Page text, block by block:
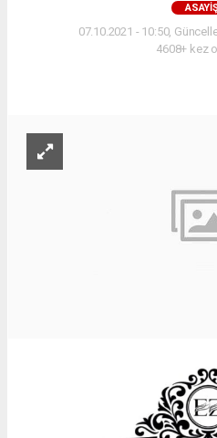
07.10.2021 - 10:50,
4608+ kez